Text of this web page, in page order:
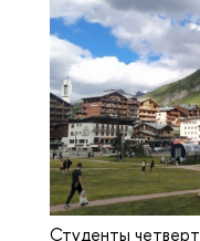
Студенты